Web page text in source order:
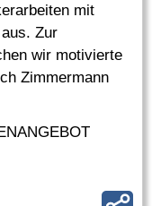
mit
Zur
wir motivierte
Zimmermann